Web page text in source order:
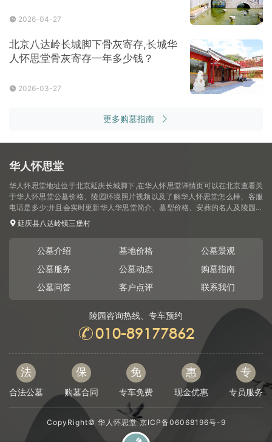
2026-04-27
北京八达岭长城脚下骨灰寄存,长城华
人怀思堂骨灰寄存一年多少钱？
2026-03-27
更多购墓指南
华人怀思堂
华人怀思堂地址位于北京延庆长城脚下,在华人怀思堂详情页可以在北京查看关
于华人怀思堂公墓价格、陵园环境照片视频以及了解华人怀思堂怎么样、客服
电话是多少;并且会实时更新华人华思堂简介、墓型价格、安葬的名人及陵园动
态信息.
延庆县八达岭镇三堡村
公墓介绍 墓地价格
公墓景观
公墓服务
公墓动态
购墓指南
公墓问答
客户点评 联系我们
陵园咨询热线、专车预约
010-89177862
法
合法公墓
保
购墓合同
免
专车免费
惠
现金优惠
专
专员服务
CopyRight© 华人怀思堂 京ICP备06068196号-9